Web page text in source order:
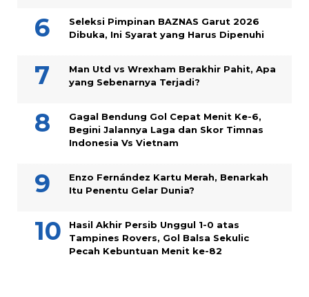
Seleksi Pimpinan BAZNAS Garut 2026
Dibuka, Ini Syarat yang Harus Dipenuhi
Man Utd vs Wrexham Berakhir Pahit, Apa
yang Sebenarnya Terjadi?
Gagal Bendung Gol Cepat Menit Ke-6,
Begini Jalannya Laga dan Skor Timnas
Indonesia Vs Vietnam
Enzo Fernández Kartu Merah, Benarkah
Itu Penentu Gelar Dunia?
Hasil Akhir Persib Unggul 1-0 atas
Tampines Rovers, Gol Balsa Sekulic
Pecah Kebuntuan Menit ke-82